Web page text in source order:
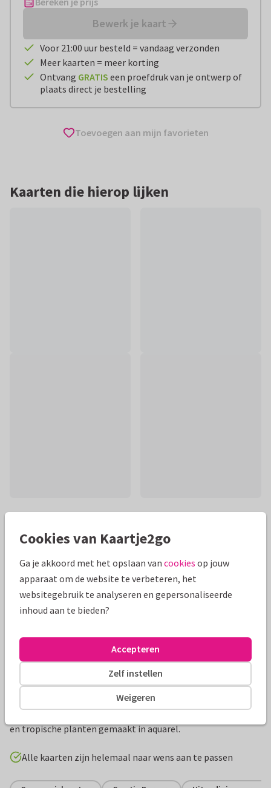
Bewerk je kaart
Voor 21:00 uur besteld = vandaag verzonden
Meer kaarten = meer korting
Ontvang GRATIS een proefdruk van je ontwerp of
plaats direct je bestelling
Toevoegen aan mijn favorieten
Kaarten die hierop lijken
Mooie extra's bij je kaart
Productinformatie
Vormsel voor een jongen met leuke zebra, aapje en toekan
en tropische planten gemaakt in aquarel.
Alle kaarten zijn helemaal naar wens aan te passen
Cookies van Kaartje2go
Ga je akkoord met het opslaan van cookies op jouw
apparaat om de website te verbeteren, het
websitegebruik te analyseren en gepersonaliseerde
inhoud aan te bieden?
Weigeren
Zelf instellen
Accepteren